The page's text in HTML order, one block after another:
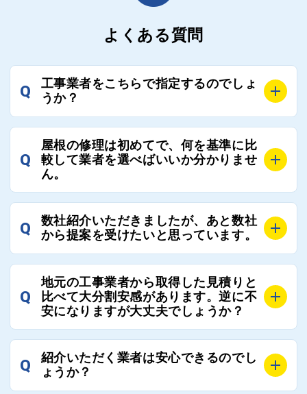
よくある質問
Q
工事業者をこちらで指定するのでしょ
うか？
お客様のご要望をお聞きし、条件に合った工事業者を
最大3社まで選定し、ご紹介いたします。
そのため、お客様に比較する業者を選定いただく必要
Q
屋根の修理は初めてで、何を基準に比
較して業者を選べばいいか分かりませ
ん。
選定基準はお客様によって異なりますが、価格はもち
ろんのこと、実績面や保証面、担当者の人柄や社歴、
し、総合的に判断ください。
また、選定に迷った際などは屋根コネクト事務局へご
連絡いただければ、お客様の屋根修理を全面的にフォ
ローさせていただきます。お気軽にご相談ください。
Q
数社紹介いただきましたが、あと数社
から提案を受けたいと思っています。
全国300社以上の登録業者がございますので、プラス
でご紹介の要望をいただければ、即時屋根コネクトに
て対応させていただきます。お気軽にお申し付けくだ
Q
地元の工事業者から取得した見積りと
比べて大分割安感があります。逆に不
安になりますが大丈夫でしょうか？
残念ながら、リフォーム業界は費用の内訳に不透明な
部分が多く、一見同じ工事でも１００万円以上の差が
Q
紹介いただく業者は安心できるのでし
ょうか？